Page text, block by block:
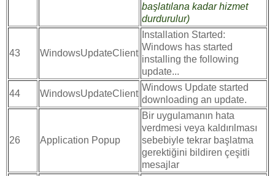
başlatılana kadar hizmet
durdurulur)
43 WindowsUpdateClient
Installation Started:
Windows has started
installing the following
update...
44 WindowsUpdateClient
Windows Update started
downloading an update.
26 Application Popup
Bir uygulamanın hata
verdmesi veya kaldırılması
sebebiyle tekrar başlatma
gerektiğini bildiren çeşitli
mesajlar